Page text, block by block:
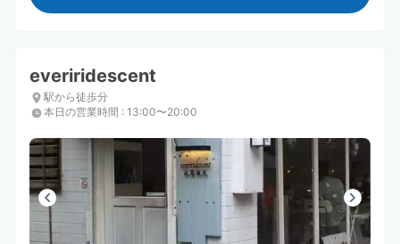
everiridescent
駅から徒歩分
本日の営業時間 : 13:00〜20:00